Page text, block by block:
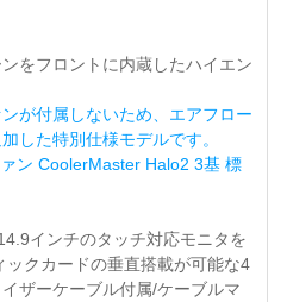
をフロントに内蔵したハイエン
が付属しないため、エアフロー
した特別仕様モデルです。
ン CoolerMaster Halo2 3基 標
インチのタッチ対応モニタを
クカードの垂直搭載が可能な4
ザーケーブル付属/ケーブルマ